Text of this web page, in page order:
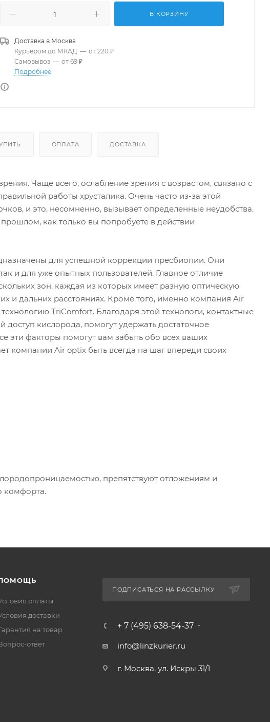
В КОРЗИНУ
Доставка в Москва
Курьером до МКАД — от 220 ₽
Самовывоз — от 69 ₽
Подробнее
ОПЛАТА ДОСТАВКА
Чаще всего, ослабление зрения с возрастом, связано с
работы хрусталика. Очень часто из-за этой
и это, несомненно, вызывает определенные неудобства.
как только вы попробуете в действии
для успешной коррекции пресбиопии. Они
и для уже опытных пользователей. Главное отличие
зон, каждая из которых имеет разную оптическую
и дальних расстояниях. Кроме того, именно компания Air
TriComfort. Благодаря этой технологи, контактные
кислорода, помогут удержать достаточное
эти факторы помогут вам забыть обо всех ваших
компании Air optix быть всегда на шаг впереди своих
препятствуют отложениям и
комфорта.
оплаты
доставки
на товар
ответ
ПОДПИСАТЬСЯ НА РАССЫЛКУ
+ 7 (495) 638-54-37
info@linzkurier.ru
г. Москва, ул. Искры 31/1